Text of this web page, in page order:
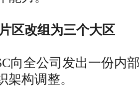
区改组为三个大区
向全公司发出一份内
架构调整。